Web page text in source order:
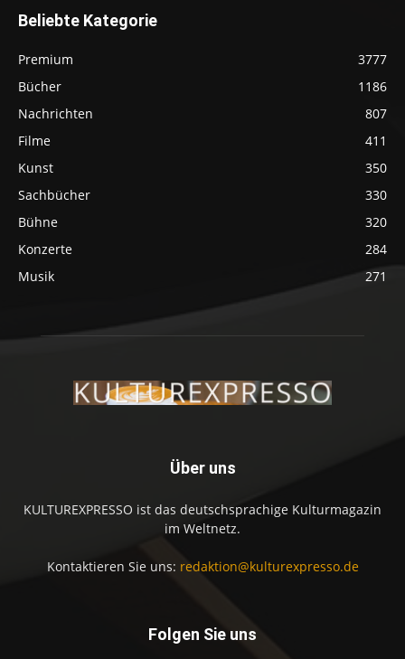
Beliebte Kategorie
Premium
3777
Bücher
1186
Nachrichten
807
Filme
411
Kunst
350
Sachbücher
330
Bühne
320
Konzerte
284
Musik
271
Über uns
KULTUREXPRESSO ist das deutschsprachige Kulturmagazin
im Weltnetz.
Kontaktieren Sie uns: redaktion@kulturexpresso.de
Folgen Sie uns